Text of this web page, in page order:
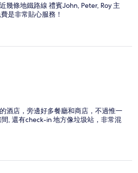
幾條地鐵路線 禮賓John, Peter, Roy 主
是非常貼心服務！
酒店，旁邊好多餐廳和商店，不過惟一
, 還有check-in 地方像垃圾站，非常混